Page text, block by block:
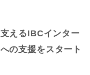
えるIBCインター
の支援をスタート